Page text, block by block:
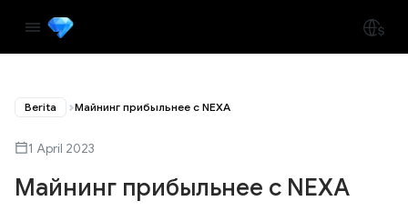
Berita Майнинг прибыльнее с NEXA
1 April 2023
Майнинг прибыльнее с NEXA